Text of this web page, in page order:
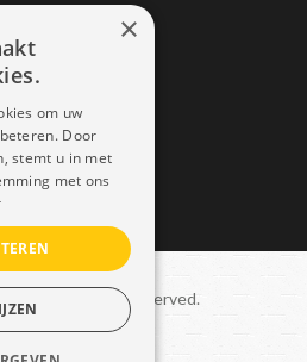
1750 Lennik
0497452898
info@dais.be
Dais. All rights reserved.
–GDPR
×
om uw
Door
stemt u in met
met ons